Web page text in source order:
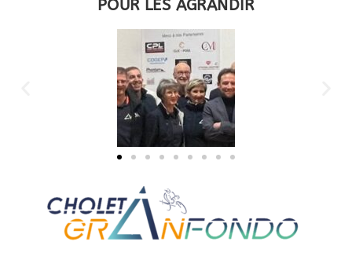
POUR LES AGRANDIR